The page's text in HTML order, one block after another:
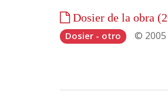
Dosier de la obra
Dosier - otro
© 2005